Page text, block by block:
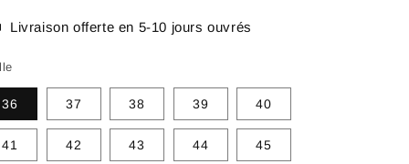
Livraison offerte en 5-10 jours ouvrés
36 37 38 39 40
41 42 43 44 45